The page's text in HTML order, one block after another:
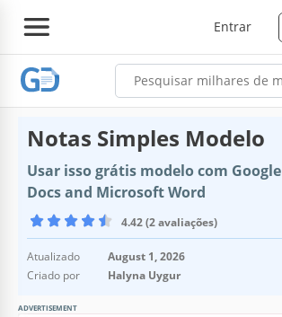
Entrar
Notas Simples Modelo
Usar isso grátis modelo com Google
Docs and Microsoft Word
4.42 (2 avaliações)
Atualizado
August 1, 2026
Criado por
Halyna Uygur
ADVERTISEMENT